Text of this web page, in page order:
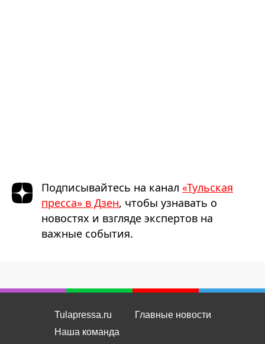
Подписывайтесь на канал «Тульская
пресса» в Дзен, чтобы узнавать о
новостях и взгляде экспертов на
важные события.
Tulapressa.ru
Наша команда
Главные новости